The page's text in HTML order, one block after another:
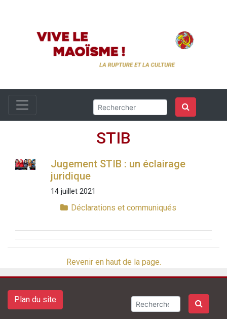
STIB
Jugement STIB : un éclairage
juridique
14 juillet 2021
Déclarations et communiqués
Revenir en haut de la page.
Plan du site